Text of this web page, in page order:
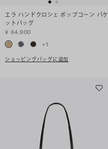
エラ ハンドクロシェ ポップコーン バケ
ットバッグ
¥ 64,900
+1
ショッピングバッグに追加